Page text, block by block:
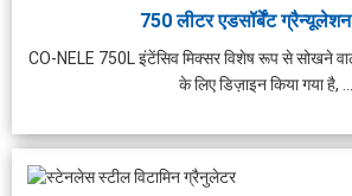
750 लीटर एडसॉर्बेंट
CO-NELE 750L इंटेंसिव मिक्सर विशेष रूप से सोखने
के लिए डिज़ाइन किया गया है, ...